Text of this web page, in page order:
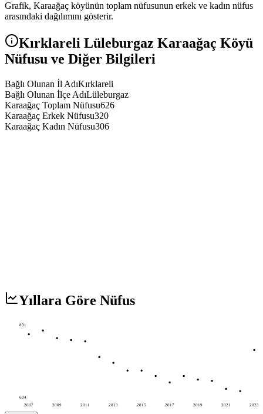
Grafik, Karaağaç köyünün toplam nüfusunun erkek ve kadın nüfus
arasındaki dağılımını gösterir.
Kırklareli Lüleburgaz Karaağaç Köyü
Nüfusu ve Diğer Bilgileri
Bağlı Olunan İl AdıKırklareli
Bağlı Olunan İlçe AdıLüleburgaz
Karaağaç Toplam Nüfusu626
Karaağaç Erkek Nüfusu320
Karaağaç Kadın Nüfusu306
Yıllara Göre Nüfus
2007 2009 2011 2013 2015 2017 2019 2021 2023
831
604